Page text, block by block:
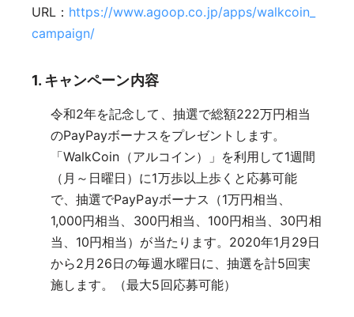
URL： https://www.agoop.co.jp/apps/walkcoin_
campaign/
1. キャンペーン内容
令和2年を記念して、抽選で総額222万円相当
のPayPayボーナスをプレゼントします。
「WalkCoin（アルコイン）」を利用して1週間
（月～日曜日）に1万歩以上歩くと応募可能
で、抽選でPayPayボーナス（1万円相当、
1,000円相当、300円相当、100円相当、30円相
当、10円相当）が当たります。2020年1月29日
から2月26日の毎週水曜日に、抽選を計5回実
施します。（最大5回応募可能）